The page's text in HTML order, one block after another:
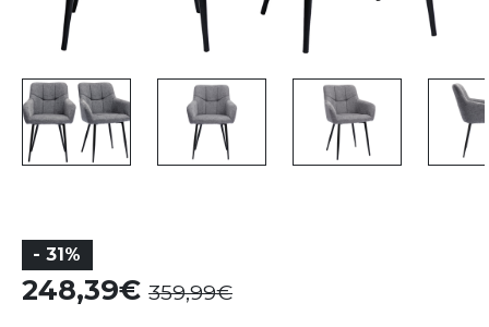
- 31%
248,39 359,99